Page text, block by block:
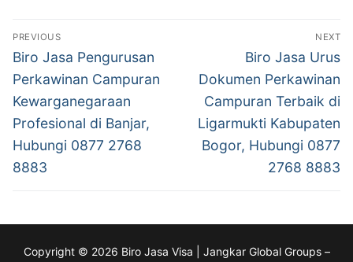
Post
navigation
PREVIOUS
Previous
post:
Biro Jasa Pengurusan
Perkawinan Campuran
Kewarganegaraan
Profesional di Banjar,
Hubungi 0877 2768
8883
NEXT
Next
post:
Biro Jasa Urus
Dokumen Perkawinan
Campuran Terbaik di
Ligarmukti Kabupaten
Bogor, Hubungi 0877
2768 8883
Copyright © 2026 Biro Jasa Visa | Jangkar Global Groups –